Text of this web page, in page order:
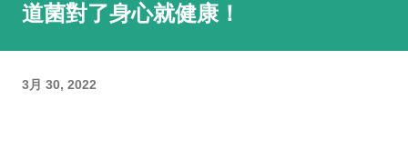
道菌對了身心就健康！
3月 30, 2022